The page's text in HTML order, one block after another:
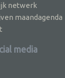
netwerk
maandagenda
media